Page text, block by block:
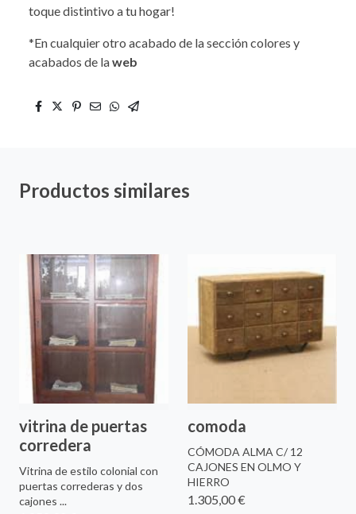
toque distintivo a tu hogar!
*En cualquier otro acabado de la sección colores y
acabados de laweb
Productos similares
vitrina de puertas
corredera
Vitrina de estilo colonial con
puertas correderas y dos
cajones ...
comoda
CÓMODA ALMA C/ 12
CAJONES EN OLMO Y
HIERRO
1.305,00 €